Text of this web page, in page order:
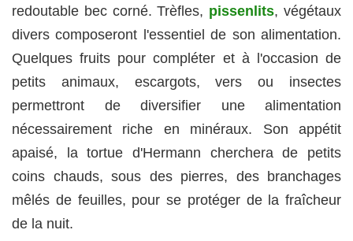
redoutable bec corné. Trèfles, pissenlits, végétaux
divers composeront l'essentiel de son alimentation.
Quelques fruits pour compléter et à l'occasion de
petits animaux, escargots, vers ou insectes
permettront de diversifier une alimentation
nécessairement riche en minéraux. Son appétit
apaisé, la tortue d'Hermann cherchera de petits
coins chauds, sous des pierres, des branchages
mêlés de feuilles, pour se protéger de la fraîcheur
de la nuit.